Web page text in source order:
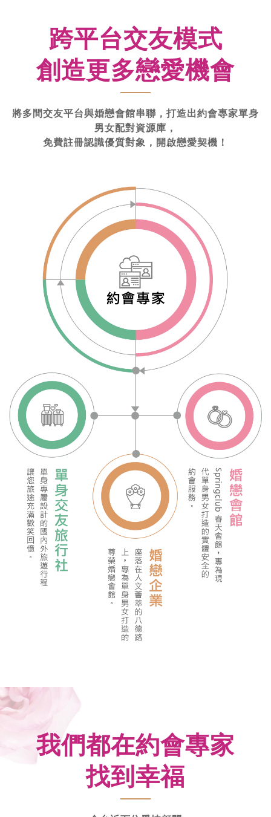
跨平台交友模式
創造更多戀愛機會
將多間交友平台與婚戀會館串聯，打造出約會專家單身
男女配對資源庫，
免費註冊認識優質對象，開啟戀愛契機！
我們都在約會專家
找到幸福